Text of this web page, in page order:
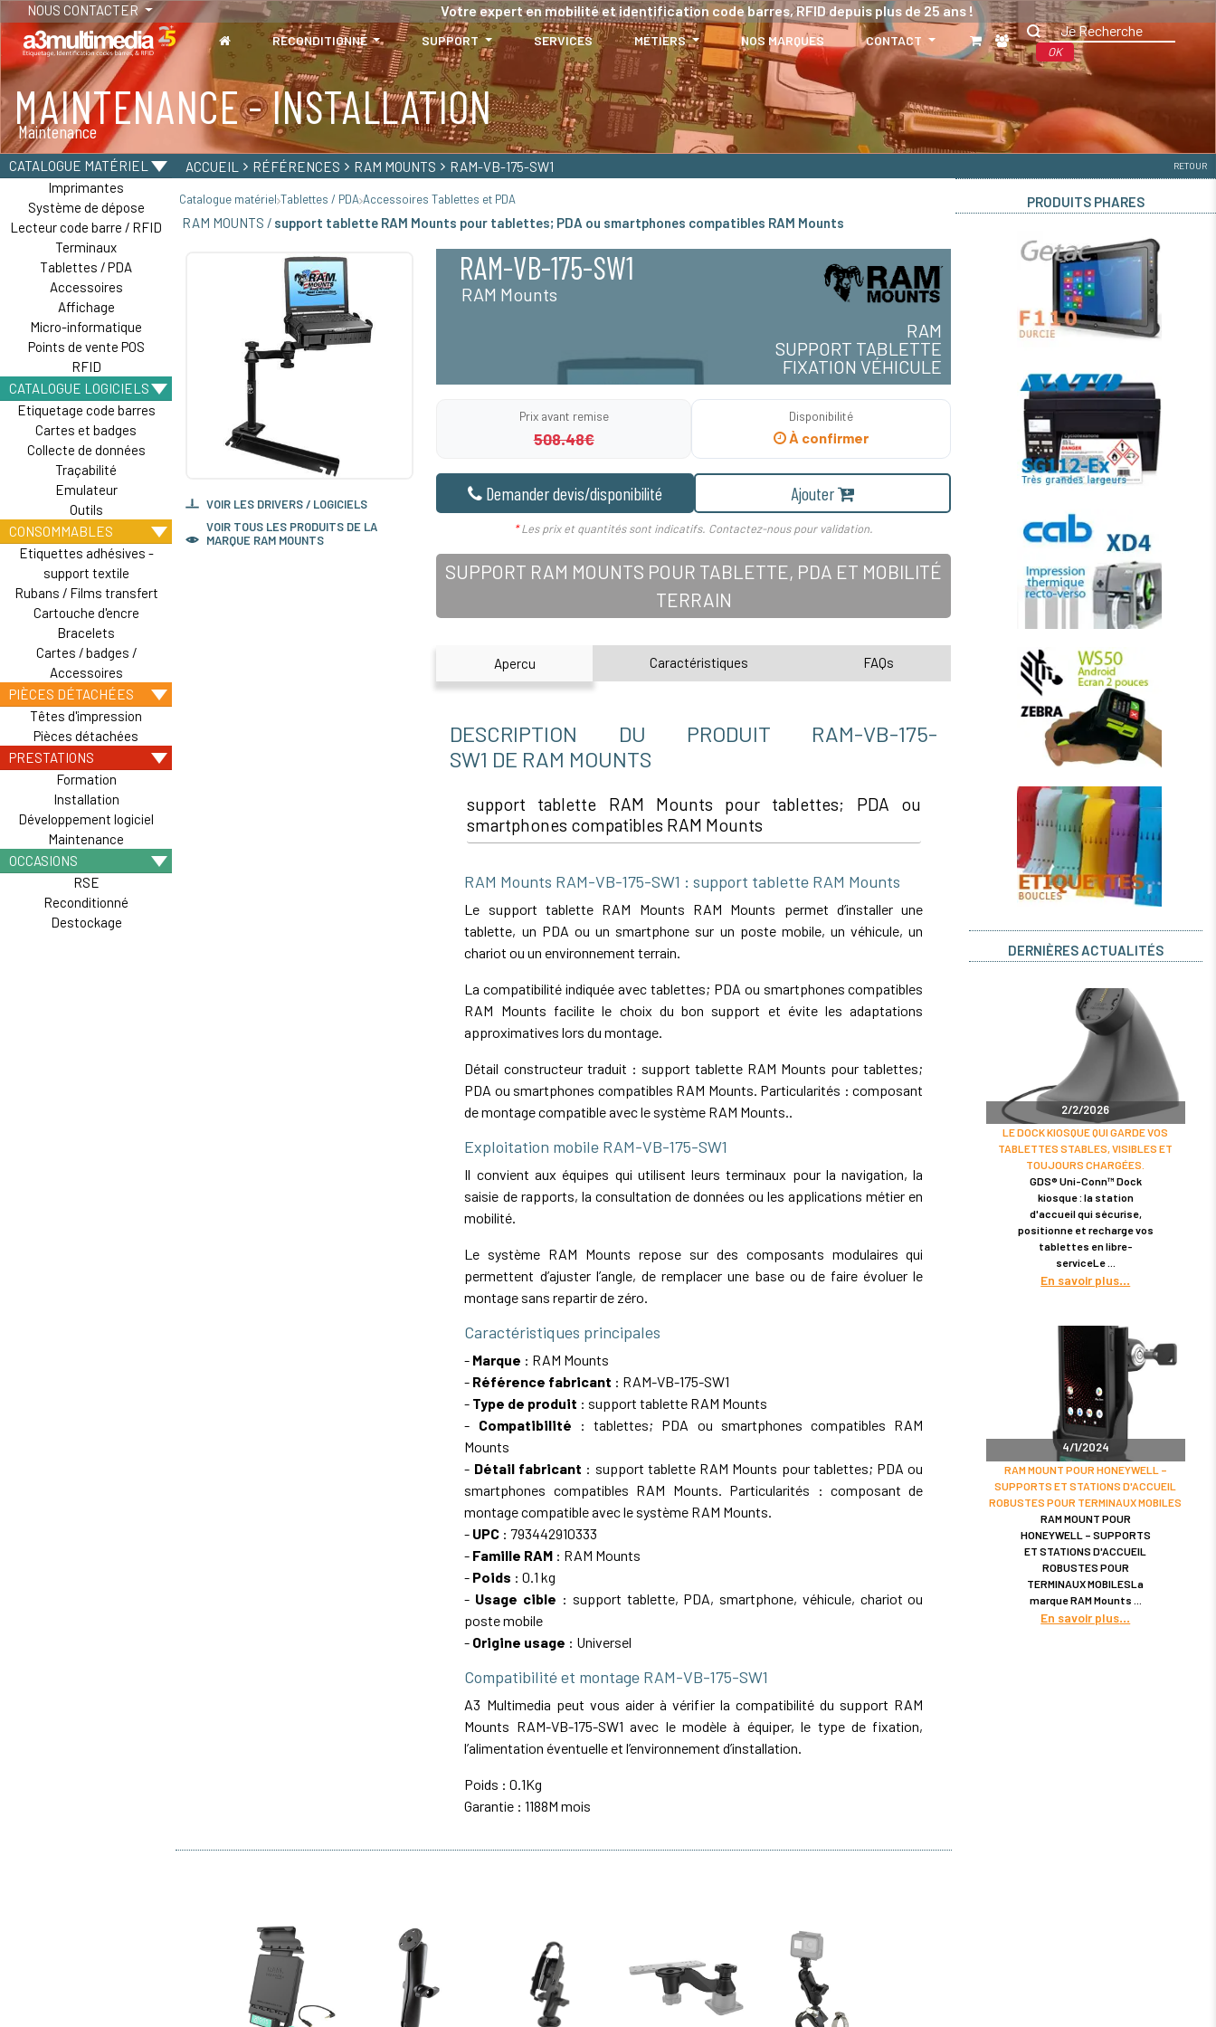
NOUS CONTACTER Votre expert en mobilité et identification code barres, RFID depuis plus de 25 ans !
RECONDITIONNÉ SUPPORT SERVICES MÉTIERS NOS MARQUES CONTACT
OK
MAINTENANCE - INSTALLATION
Maintenance
TABLETTES
Tablettes durcies - Étanches - Résistantes
CATALOGUE MATÉRIEL
Imprimantes
Système de dépose
Lecteur code barre / RFID
Terminaux
Tablettes / PDA
Accessoires
Affichage
Micro-informatique
Points de vente POS
RFID
CATALOGUE LOGICIELS
Etiquetage code barres
Cartes et badges
Collecte de données
Traçabilité
Emulateur
Outils
CONSOMMABLES
Etiquettes adhésives -
support textile
Rubans / Films transfert
Cartouche d'encre
Bracelets
Cartes / badges /
Accessoires
PIÈCES DÉTACHÉES
Têtes d'impression
Pièces détachées
PRESTATIONS
Formation
Installation
Développement logiciel
Maintenance
OCCASIONS
RSE
Reconditionné
Destockage
ACCUEIL RÉFÉRENCES RAM MOUNTS RAM-VB-175-SW1 RETOUR
Catalogue matériel Tablettes / PDA Accessoires Tablettes et PDA
RAM MOUNTS / support tablette RAM Mounts pour tablettes; PDA ou smartphones compatibles RAM Mounts
VOIR LES DRIVERS / LOGICIELS
VOIR TOUS LES PRODUITS DE LA
MARQUE RAM MOUNTS
RAM-VB-175-SW1
RAM Mounts
RAM
SUPPORT TABLETTE
FIXATION VÉHICULE
Prix avant remise
508.48€
Disponibilité
À confirmer
Demander devis/disponibilité Ajouter
*Les prix et quantités sont indicatifs. Contactez-nous pour validation.
SUPPORT RAM MOUNTS POUR TABLETTE, PDA ET MOBILITÉ
TERRAIN
Apercu Caractéristiques FAQs
DESCRIPTION DU PRODUIT RAM-VB-175-
SW1 DE RAM MOUNTS
support tablette RAM Mounts pour tablettes; PDA ou
smartphones compatibles RAM Mounts
RAM Mounts RAM-VB-175-SW1 : support tablette RAM Mounts
Le support tablette RAM Mounts RAM Mounts permet d’installer une
tablette, un PDA ou un smartphone sur un poste mobile, un véhicule, un
chariot ou un environnement terrain.
La compatibilité indiquée avec tablettes; PDA ou smartphones compatibles
RAM Mounts facilite le choix du bon support et évite les adaptations
approximatives lors du montage.
Détail constructeur traduit : support tablette RAM Mounts pour tablettes;
PDA ou smartphones compatibles RAM Mounts. Particularités : composant
de montage compatible avec le système RAM Mounts..
Exploitation mobile RAM-VB-175-SW1
Il convient aux équipes qui utilisent leurs terminaux pour la navigation, la
saisie de rapports, la consultation de données ou les applications métier en
mobilité.
Le système RAM Mounts repose sur des composants modulaires qui
permettent d’ajuster l’angle, de remplacer une base ou de faire évoluer le
montage sans repartir de zéro.
Caractéristiques principales
- Marque : RAM Mounts
- Référence fabricant : RAM-VB-175-SW1
- Type de produit : support tablette RAM Mounts
- Compatibilité : tablettes; PDA ou smartphones compatibles RAM
Mounts
- Détail fabricant : support tablette RAM Mounts pour tablettes; PDA ou
smartphones compatibles RAM Mounts. Particularités : composant de
montage compatible avec le système RAM Mounts.
- UPC : 793442910333
- Famille RAM : RAM Mounts
- Poids : 0.1 kg
- Usage cible : support tablette, PDA, smartphone, véhicule, chariot ou
poste mobile
- Origine usage : Universel
Compatibilité et montage RAM-VB-175-SW1
A3 Multimedia peut vous aider à vérifier la compatibilité du support RAM
Mounts RAM-VB-175-SW1 avec le modèle à équiper, le type de fixation,
l’alimentation éventuelle et l’environnement d’installation.
Poids : 0.1Kg
Garantie : 1188M mois
PRODUITS PHARES
DERNIÈRES ACTUALITÉS
2/2/2026
LE DOCK KIOSQUE QUI GARDE VOS
TABLETTES STABLES, VISIBLES ET
TOUJOURS CHARGÉES.
GDS® Uni-Conn™ Dock
kiosque : la station
d'accueil qui sécurise,
positionne et recharge vos
tablettes en libre-
serviceLe
En savoir plus
4/1/2024
RAM MOUNT POUR HONEYWELL –
SUPPORTS ET STATIONS D'ACCUEIL
ROBUSTES POUR TERMINAUX MOBILES
RAM MOUNT POUR
HONEYWELL – SUPPORTS
ET STATIONS D'ACCUEIL
ROBUSTES POUR
TERMINAUX MOBILESLa
marque RAM Mounts
En savoir plus